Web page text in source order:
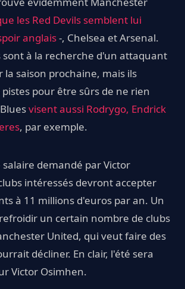
les Red Devils semblent lui
anglais-, Chelsea et Arsenal.
sont à la recherche d'un attaquant
la saison prochaine, mais ils
pour être sûrs de ne rien
visent aussi Rodrygo, Endrick
, par exemple.
demandé par Victor
intéressés devront accepter
à 11 millions d'euros par an. Un
un certain nombre de clubs
United, qui veut faire des
décliner. En clair, l'été sera
Victor Osimhen.